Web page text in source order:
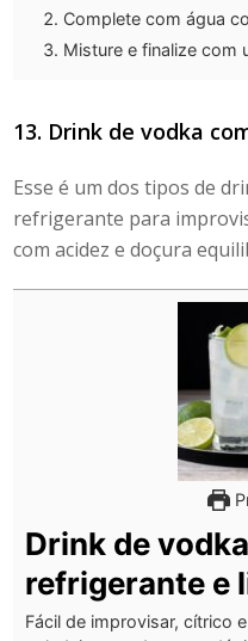
Complete com água
Misture e finalize com
13. Drink de vodka
Esse é um dos tipos de
refrigerante para
com acidez e doçura
Drink de
refrigerante e
Fácil de improvisar, cítrico